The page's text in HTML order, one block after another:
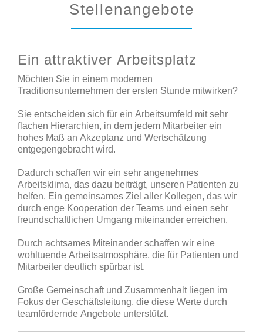
Stellenangebote
Ein attraktiver Arbeitsplatz
Möchten Sie in einem modernen
Traditionsunternehmen der ersten Stunde mitwirken?
Sie entscheiden sich für ein Arbeitsumfeld mit sehr
flachen Hierarchien, in dem jedem Mitarbeiter ein
hohes Maß an Akzeptanz und Wertschätzung
entgegengebracht wird.
Dadurch schaffen wir ein sehr angenehmes
Arbeitsklima, das dazu beiträgt, unseren Patienten zu
helfen. Ein gemeinsames Ziel aller Kollegen, das wir
durch enge Kooperation der Teams und einen sehr
freundschaftlichen Umgang miteinander erreichen.
Durch achtsames Miteinander schaffen wir eine
wohltuende Arbeitsatmosphäre, die für Patienten und
Mitarbeiter deutlich spürbar ist.
Große Gemeinschaft und Zusammenhalt liegen im
Fokus der Geschäftsleitung, die diese Werte durch
teamfördernde Angebote unterstützt.